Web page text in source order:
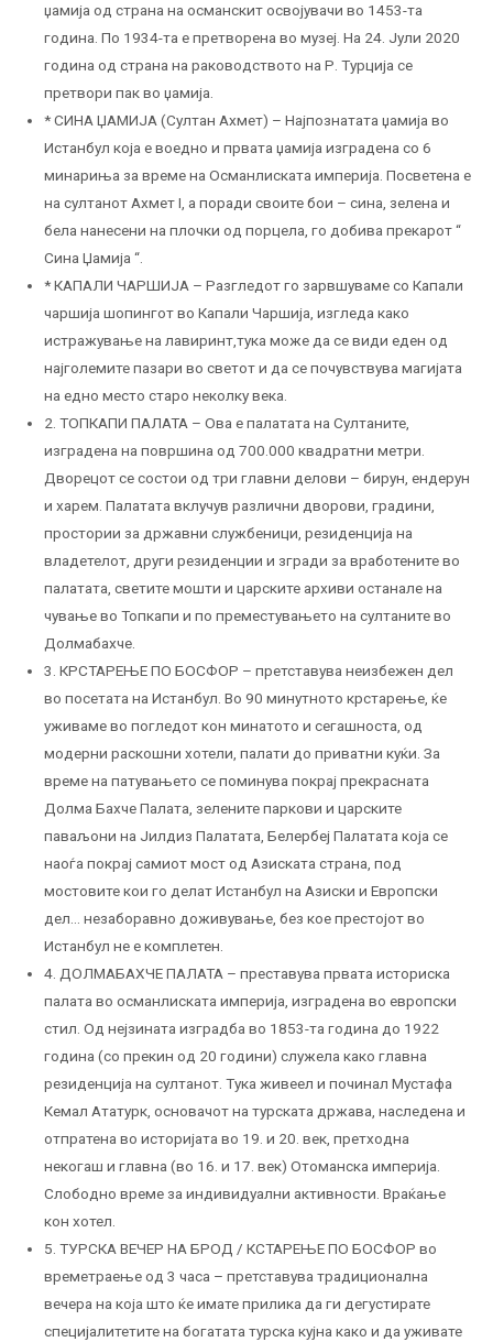
џамија од страна на османскит освојувачи во 1453-та
година. По 1934-та е претворена во музеј. На 24. Јули 2020
година од страна на раководството на Р. Турција се
претвори пак во џамија.
* СИНА ЏАМИЈА (Султан Ахмет) – Најпознатата џамија во
Истанбул која е воедно и првата џамија изградена со 6
минариња за време на Османлиската империја. Посветена е
на султанот Ахмет I, а поради своите бои – сина, зелена и
бела нанесени на плочки од порцела, го добива прекарот “
Сина Џамија “.
* КАПАЛИ ЧАРШИЈА – Разгледот го зарвшуваме со Капали
чаршија шопингот во Капали Чаршија, изгледа како
истражување на лавиринт,тука може да се види еден од
најголемите пазари во светот и да се почувствува магијата
на едно место старо неколку века.
2. ТОПКАПИ ПАЛАТА – Ова е палатата на Султаните,
изградена на површина од 700.000 квадратни метри.
Дворецот се состои од три главни делови – бирун, ендерун
и харем. Палатата вклучув различни дворови, градини,
простории за државни службеници, резиденција на
владетелот, други резиденции и згради за вработените во
палатата, светите мошти и царските архиви останале на
чување во Топкапи и по преместувањето на султаните во
Долмабахче.
3. КРСТАРЕЊЕ ПО БОСФОР – претставува неизбежен дел
во посетата на Истанбул. Во 90 минутното крстарење, ќе
уживаме во погледот кон минатото и сегашноста, од
модерни раскошни хотели, палати до приватни куќи. За
време на патувањето се поминува покрај прекрасната
Долма Бахче Палата, зелените паркови и царските
паваљони на Јилдиз Палатата, Белербеј Палатата која се
наоѓа покрај самиот мост од Азиската страна, под
мостовите кои го делат Истанбул на Азиски и Европски
дел… незаборавно доживување, без кое престојот во
Истанбул не е комплетен.
4. ДОЛМАБАХЧЕ ПАЛАТА – преставува првата историска
палата во османлиската империја, изградена во европски
стил. Од нејзината изградба во 1853-та година до 1922
година (со прекин од 20 години) служела како главна
резиденција на султанот. Тука живеел и починал Мустафа
Кемал Ататурк, основачот на турската држава, наследена и
отпратена во историјата во 19. и 20. век, претходна
некогаш и главна (во 16. и 17. век) Отоманска империја.
Слободно време за индивидуални активности. Враќање
кон хотел.
5. ТУРСКА ВЕЧЕР НА БРОД / КСТАРЕЊЕ ПО БОСФОР во
времетраење од 3 часа – претставува традиционална
вечера на која што ќе имате прилика да ги дегустирате
специјалитетите на богатата турска кујна како и да уживате